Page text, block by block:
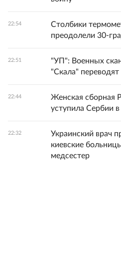
22:54
Столбики
преодолели 30-
22:51
"УП": Военных
"Скала"
22:44
Женская сборная
уступила Сербии
22:32
Украинский врач
киевские
медсестер